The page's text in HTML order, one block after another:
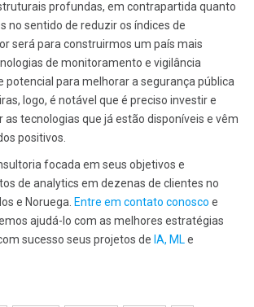
profundas, em contrapartida quanto
no sentido de reduzir os índices de
será para construirmos um país mais
de monitoramento e vigilância
potencial para melhorar a segurança pública
logo, é notável que é preciso investir e
as tecnologias que já estão disponíveis e vêm
positivos.
focada em seus objetivos e
de analytics em dezenas de clientes no
e Noruega. Entre em contato conosco e
ajudá-lo com as melhores estratégias
sucesso seus projetos de IA, MLe